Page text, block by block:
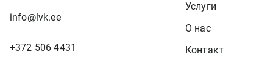
info@lvk.ee
+372 506 4431
Услуги
О нас
Контакт